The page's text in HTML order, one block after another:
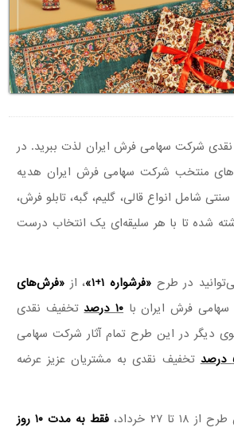
شرکت سهامی فرش ایران لذت ببرید. در
منتخب شرکت سهامی فرش ایران هدیه
شامل انواع قالی، گلیم، گبه، تابلو فرش،
شده تا با هر سلیقه‌ای یک انتخاب درست
در طرح«فرشواره ۱+۱» ، از «فرش‌های
فرش ایران با ۱۰ درصد
تخفیف نقدی
دیگر در این طرح تمام آثار شرکت سهامی
تخفیف نقدی به مشتریان عزیز عرضه
۲۷ خرداد،
فقط به مدت ۱۰ روز